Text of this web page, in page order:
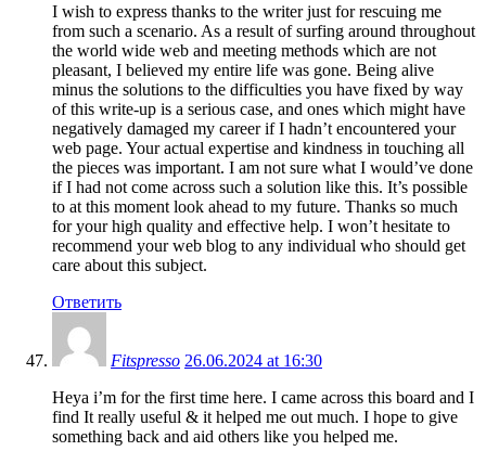
I wish to express thanks to the writer just for rescuing me
from such a scenario. As a result of surfing around throughout
the world wide web and meeting methods which are not
pleasant, I believed my entire life was gone. Being alive
minus the solutions to the difficulties you have fixed by way
of this write-up is a serious case, and ones which might have
negatively damaged my career if I hadn’t encountered your
web page. Your actual expertise and kindness in touching all
the pieces was important. I am not sure what I would’ve done
if I had not come across such a solution like this. It’s possible
to at this moment look ahead to my future. Thanks so much
for your high quality and effective help. I won’t hesitate to
recommend your web blog to any individual who should get
care about this subject.
Ответить
Fitspresso 26.06.2024 at 16:30
Heya i’m for the first time here. I came across this board and I
find It really useful & it helped me out much. I hope to give
something back and aid others like you helped me.